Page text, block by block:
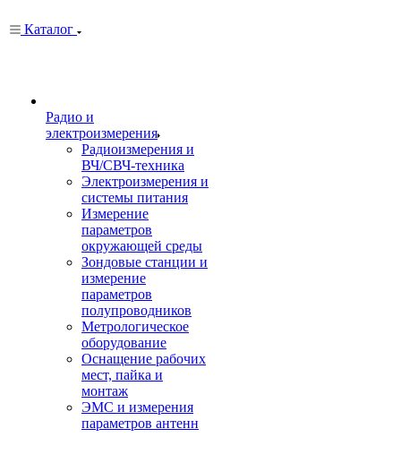
Каталог
Радио и
электроизмерения
Радиоизмерения и
ВЧ/СВЧ-техника
Электроизмерения и
системы питания
Измерение
параметров
окружающей среды
Зондовые станции и
измерение
параметров
полупроводников
Метрологическое
оборудование
Оснащение рабочих
мест, пайка и
монтаж
ЭМС и измерения
параметров антенн